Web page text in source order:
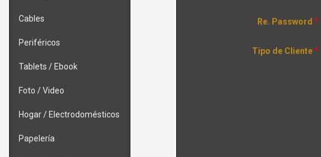
Cables
Periféricos
Tablets / Ebook
Foto / Video
Hogar / Electrodomésticos
Papelería
Re. Password*
Tipo de Cliente*